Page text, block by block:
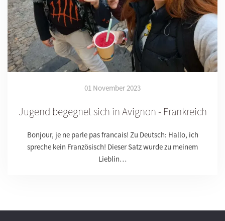
01 November 2023
Jugend begegnet sich in Avignon - Frankreich
Bonjour, je ne parle pas francais! Zu Deutsch: Hallo, ich
spreche kein Französisch! Dieser Satz wurde zu meinem
Lieblin…